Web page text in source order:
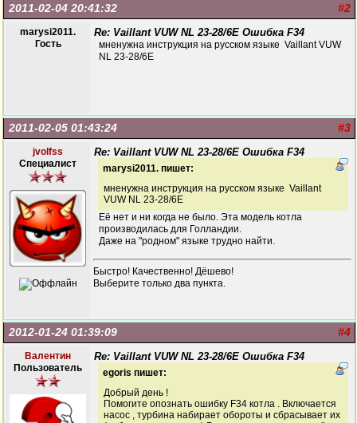
#2
2011-02-04 20:41:32
marysi2011.
Гость
Re: Vaillant VUW NL 23-28/6E Ошибка F34
мненужна инструкция на русском языке Vaillant VUW
NL 23-28/6E
#3
2011-02-05 01:43:24
jvolfss
Специалист
Re: Vaillant VUW NL 23-28/6E Ошибка F34
marysi2011. пишет:
мненужна инструкция на русском языке Vaillant
VUW NL 23-28/6E
Её нет и ни когда не было. Эта модель котла
производилась для Голландии.
Даже на "родном" языке трудно найти.
Быстро! Качественно! Дёшево!
Выберите только два пункта.
#4
2012-01-24 01:39:09
Валентин
Пользователь
Re: Vaillant VUW NL 23-28/6E Ошибка F34
egoris пишет:
Добрый день !
Помогите опознать ошибку F34 котла . Включается
насос , турбина набирает обороты и сбрасывает их